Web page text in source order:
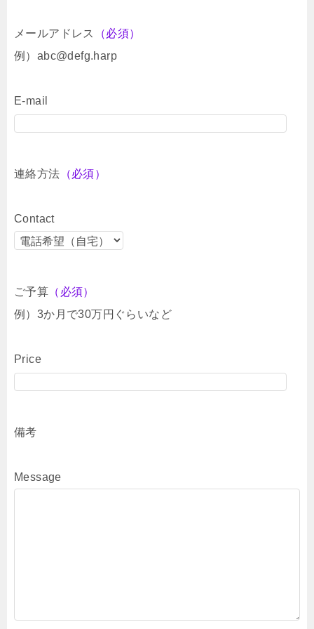
メールアドレス
（必須）
例）abc@defg.harp
E-mail
連絡方法 （必須）
Contact
ご予算 （必須）
例）3か月で30万円ぐらいなど
Price
備考
Message